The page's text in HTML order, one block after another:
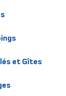
et Gîtes
tout le
du